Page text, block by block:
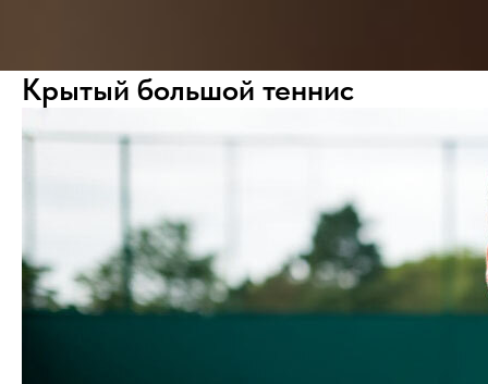
Крытый большой теннис